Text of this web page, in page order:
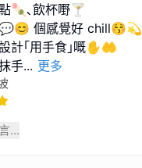
🍡､飲杯嘢🍸
個感覺好 chill😚💫
計｢用手食｣嘅✋🤲
手... 更多
...